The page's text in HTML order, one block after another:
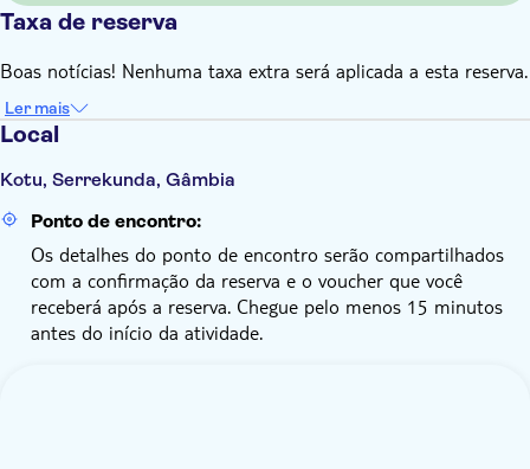
Taxa de reserva
Boas notícias! Nenhuma taxa extra será aplicada a esta reserva.
Ler mais
Local
Kotu, Serrekunda, Gâmbia
Ponto de encontro:
Os detalhes do ponto de encontro serão compartilhados
com a confirmação da reserva e o voucher que você
receberá após a reserva. Chegue pelo menos 15 minutos
antes do início da atividade.